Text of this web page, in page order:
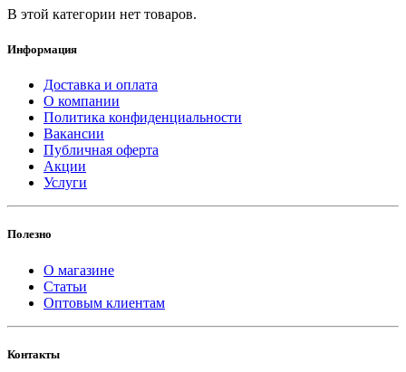
В этой категории нет товаров.
Информация
Доставка и оплата
О компании
Политика конфиденциальности
Вакансии
Публичная оферта
Акции
Услуги
Полезно
О магазине
Статьи
Оптовым клиентам
Контакты